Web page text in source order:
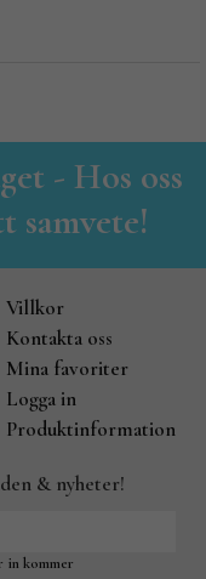
- Hos oss
samvete!
Villkor
Kontakta oss
Mina favoriter
Logga in
Produktinformation
& nyheter!
in kommer